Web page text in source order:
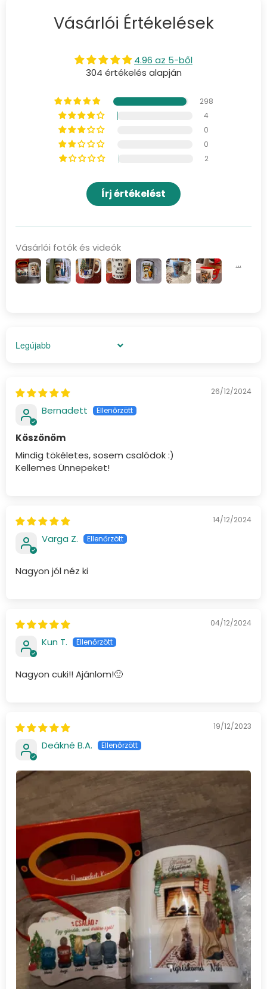
Vásárlói Értékelések
4.96 az 5-ből
304 értékelés alapján
298
4
0
0
2
Írj értékelést
Vásárlói fotók és videók
Sort by
26/12/2024
Bernadett
Köszönöm
Mindig tökéletes, sosem csalódok :)
Kellemes Ünnepeket!
14/12/2024
Varga Z.
Nagyon jól néz ki
04/12/2024
Kun T.
Nagyon cuki!! Ajánlom!🙂
19/12/2023
Deákné B.A.